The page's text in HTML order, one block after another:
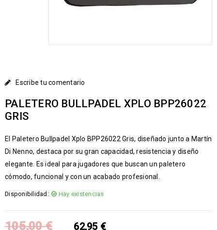
Escribe tu comentario
PALETERO BULLPADEL XPLO BPP26022
GRIS
El Paletero Bullpadel Xplo BPP26022 Gris, diseñado junto a Martín
Di Nenno, destaca por su gran capacidad, resistencia y diseño
elegante. Es ideal para jugadores que buscan un paletero
cómodo, funcional y con un acabado profesional.
Disponibilidad: Hay existencias
105,00€ 62,95 €